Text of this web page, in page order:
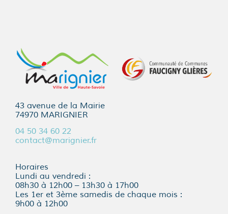
43 avenue de la Mairie
74970 MARIGNIER
04 50 34 60 22
contact@marignier.fr
Horaires
Lundi au vendredi :
08h30 à 12h00 – 13h30 à 17h00
Les 1er et 3ème samedis de chaque mois :
9h00 à 12h00